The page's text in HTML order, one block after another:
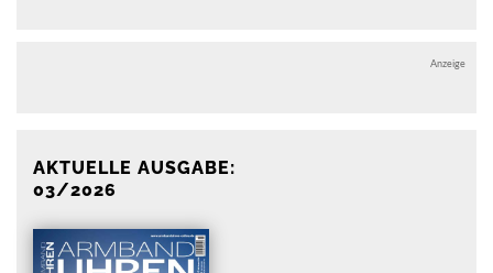
Anzeige
AKTUELLE AUSGABE:
03/2026